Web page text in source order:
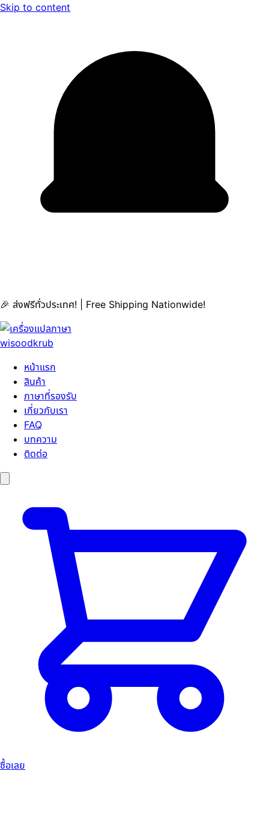
Skip to content
🎉 ส่งฟรีทั่วประเทศ! | Free Shipping Nationwide!
หน้าแรก
สินค้า
ภาษาที่รองรับ
เกี่ยวกับเรา
FAQ
บทความ
ติดต่อ
ซื้อเลย